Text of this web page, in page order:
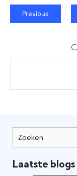
Previous
Laatste blogs